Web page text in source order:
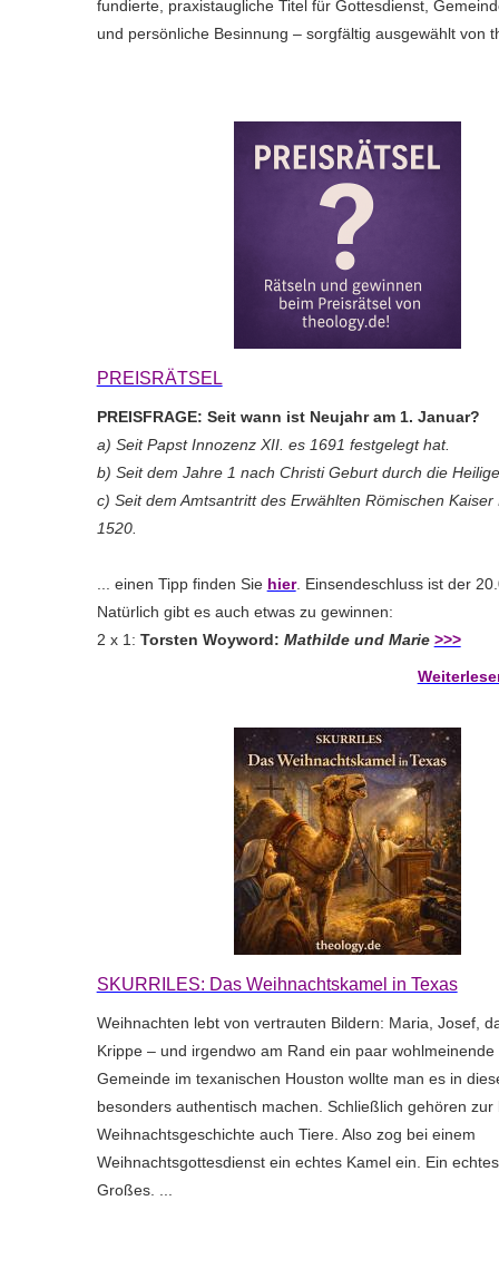
fundierte, praxistaugliche Titel für Gottesdienst,
und persönliche Besinnung – sorgfältig ausgewählt von
PREISRÄTSEL
PREISFRAGE: Seit wann ist Neujahr am 1. Januar?
a) Seit Papst Innozenz XII. es 1691 festgelegt hat.
b) Seit dem Jahre 1 nach Christi Geburt durch die
c) Seit dem Amtsantritt des Erwählten Römischen Kaiser
1520.
... einen Tipp finden Sie hier. Einsendeschluss ist der
Natürlich gibt es auch etwas zu gewinnen:
2 x 1: Torsten Woyword: Mathilde und Marie >>>
SKURRILES: Das Weihnachtskamel in Texas
Weihnachten lebt von vertrauten Bildern: Maria, Josef,
Krippe – und irgendwo am Rand ein paar
Gemeinde im texanischen Houston wollte man es in
besonders authentisch machen. Schließlich gehören zur
Weihnachtsgeschichte auch Tiere. Also zog bei einem
Weihnachtsgottesdienst ein echtes Kamel ein. Ein
Großes. ...